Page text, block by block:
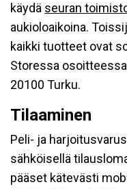
käydä seuran
aukioloaikoina.
kaikki tuotteet ovat
Storessa
20100 Turku.
Tilaaminen
Peli- ja
sähköisellä
pääset kätevästi